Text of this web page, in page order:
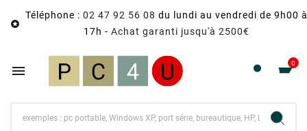

Téléphone : 02 47 92 56 08 du lundi au vendredi de 9h00 à
17h - Achat garanti jusqu'à 2500€
 0